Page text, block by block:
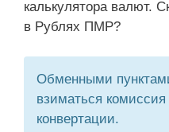
калькулятора валют.
в Рублях ПМР?
Обменными
взиматься
конвертации.